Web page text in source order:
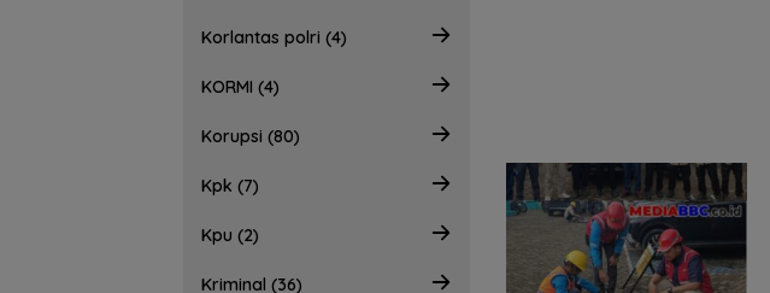
Korlantas polri (4)
KORMI (4)
Korupsi (80)
Kpk (7)
Kpu (2)
Kriminal (36)